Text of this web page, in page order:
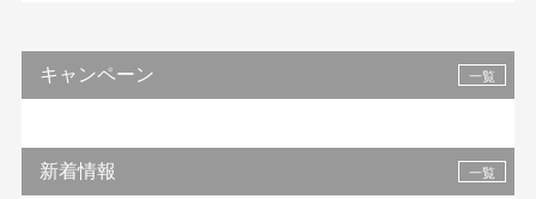
キャンペーン 一覧
新着情報 一覧